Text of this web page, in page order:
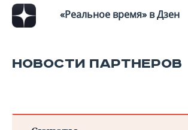
«Реальное время» в Дзен
НОВОСТИ ПАРТНЕРОВ